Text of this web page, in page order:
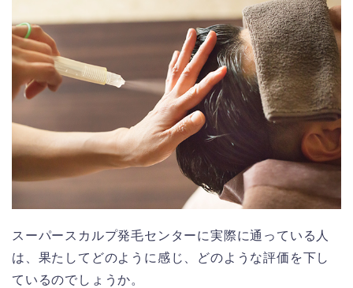
スーパースカルプ発毛センターに実際に通っている人
は、果たしてどのように感じ、どのような評価を下し
ているのでしょうか。